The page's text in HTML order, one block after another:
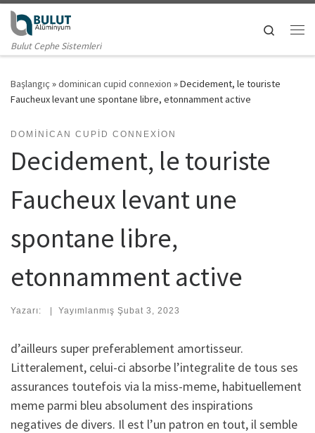
Skip to content
Bulut Cephe Sistemleri
Search
Başlangıç »dominican cupid connexion »Decidement, le touriste
Faucheux levant une spontane libre, etonnamment active
DOMINICAN CUPID CONNEXION
Decidement, le touriste
Faucheux levant une
spontane libre,
etonnamment active
Yazarı: | Yayımlanmış Şubat 3, 2023
d’ailleurs super preferablement amortisseur.
Litteralement, celui-ci absorbe l’integralite de tous ses
assurances toutefois via la miss-meme, habituellement
meme parmi bleu absolument des inspirations
negatives de divers. Il est l’un patron en tout, il semble